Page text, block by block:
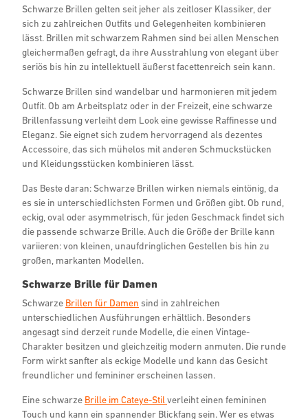
Schwarze Brillen gelten seit jeher als zeitloser Klassiker, der
sich zu zahlreichen Outfits und Gelegenheiten kombinieren
lässt. Brillen mit schwarzem Rahmen sind bei allen Menschen
gleichermaßen gefragt, da ihre Ausstrahlung von elegant über
seriös bis hin zu intellektuell äußerst facettenreich sein kann.
Schwarze Brillen sind wandelbar und harmonieren mit jedem
Outfit. Ob am Arbeitsplatz oder in der Freizeit, eine schwarze
Brillenfassung verleiht dem Look eine gewisse Raffinesse und
Eleganz. Sie eignet sich zudem hervorragend als dezentes
Accessoire, das sich mühelos mit anderen Schmuckstücken
und Kleidungsstücken kombinieren lässt.
Das Beste daran: Schwarze Brillen wirken niemals eintönig, da
es sie in unterschiedlichsten Formen und Größen gibt. Ob rund,
eckig, oval oder asymmetrisch, für jeden Geschmack findet sich
die passende schwarze Brille. Auch die Größe der Brille kann
variieren: von kleinen, unaufdringlichen Gestellen bis hin zu
großen, markanten Modellen.
Schwarze Brille für Damen
Schwarze Brillen für Damen sind in zahlreichen
unterschiedlichen Ausführungen erhältlich. Besonders
angesagt sind derzeit runde Modelle, die einen Vintage-
Charakter besitzen und gleichzeitig modern anmuten. Die runde
Form wirkt sanfter als eckige Modelle und kann das Gesicht
freundlicher und femininer erscheinen lassen.
Eine schwarze Brille im Cateye-Stil verleiht einen femininen
Touch und kann ein spannender Blickfang sein. Wer es etwas